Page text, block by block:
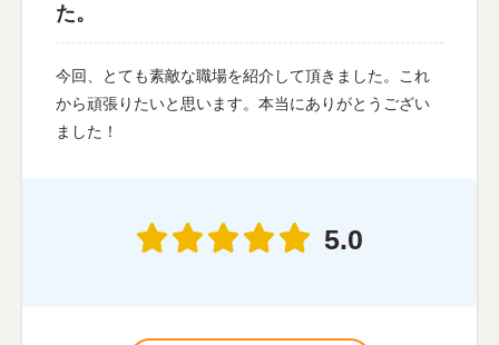
た。
今回、とても素敵な職場を紹介して頂きました。これ
から頑張りたいと思います。本当にありがとうござい
ました！
5.0